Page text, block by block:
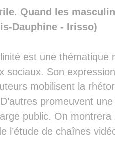
Quand les
Dauphine - Irisso)
est une thématique
sociaux. Son
mobilisent la
promeuvent
public. On
l’étude de chaînes